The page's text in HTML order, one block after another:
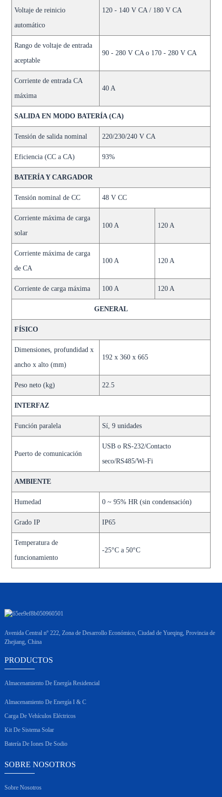
Voltaje de reinicio
automático
120 - 140 V CA / 180 V CA
Rango de voltaje de entrada
aceptable
90 - 280 V CA o 170 - 280 V CA
Corriente de entrada CA
máxima
40 A
SALIDA EN MODO BATERÍA (CA)
Tensión de salida nominal 220/230/240 V CA
Eficiencia (CC a CA) 93%
BATERÍA Y CARGADOR
Tensión nominal de CC 48 V CC
Corriente máxima de carga
solar
100 A 120 A
Corriente máxima de carga
de CA
100 A 120 A
Corriente de carga máxima 100 A 120 A
GENERAL
FÍSICO
Dimensiones, profundidad x
ancho x alto (mm)
192 x 360 x 665
Peso neto (kg) 22.5
INTERFAZ
Función paralela Sí, 9 unidades
Puerto de comunicación
USB o RS-232/Contacto
seco/RS485/Wi-Fi
AMBIENTE
Humedad 0 ~ 95% HR (sin condensación)
Grado IP IP65
Temperatura de
funcionamiento
-25°C a 50°C
Avenida Central nº 222, Zona de Desarrollo Económico, Ciudad de Yueqing, Provincia de
Zhejiang, China
PRODUCTOS
Almacenamiento De Energía Residencial
Almacenamiento De Energía I & C
Carga De Vehículos Eléctricos
Kit De Sistema Solar
Batería De Iones De Sodio
SOBRE NOSOTROS
Sobre Nosotros